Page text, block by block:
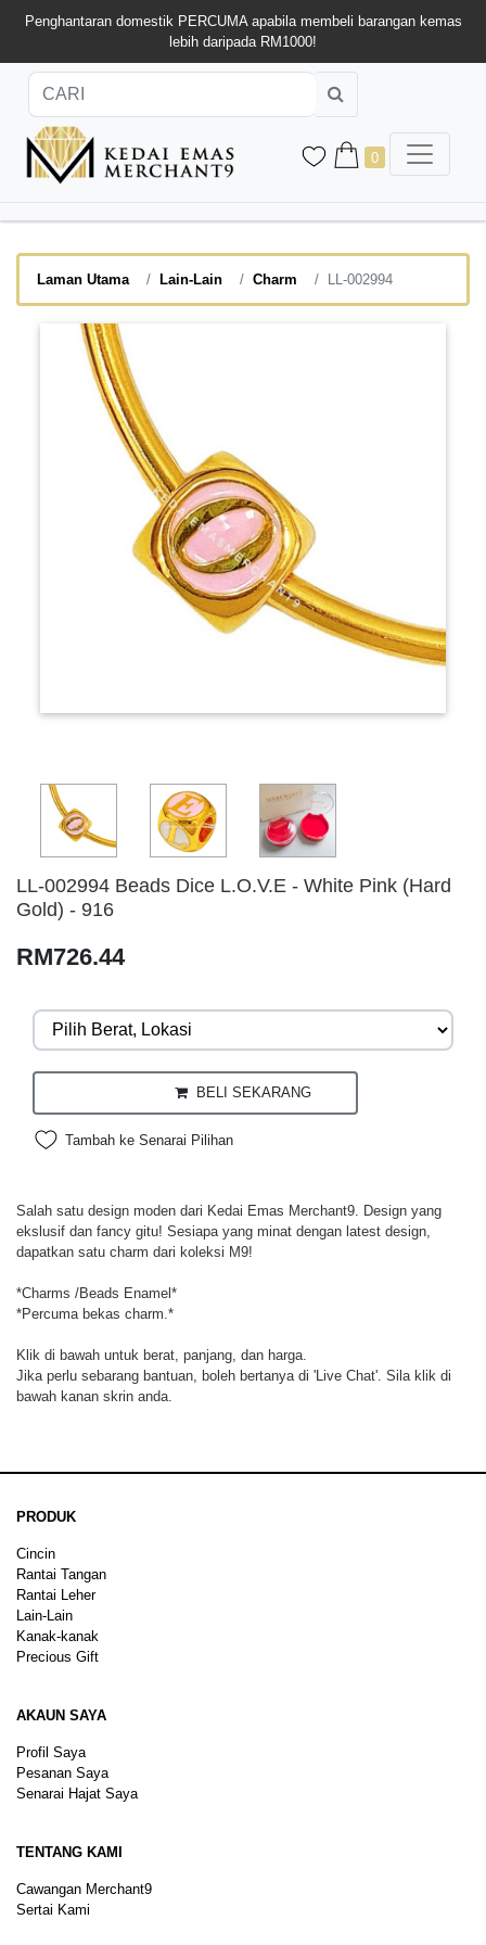
Penghantaran domestik PERCUMA apabila membeli barangan kemas
lebih daripada RM1000!
0
Laman Utama Lain-Lain Charm LL-002994
LL-002994 Beads Dice L.O.V.E - White Pink (Hard
Gold) - 916
RM726.44
BELI SEKARANG
Tambah ke Senarai Pilihan
Salah satu design moden dari Kedai Emas Merchant9. Design yang
ekslusif dan fancy gitu! Sesiapa yang minat dengan latest design,
dapatkan satu charm dari koleksi M9!
*Charms /Beads Enamel*
*Percuma bekas charm.*
Klik di bawah untuk berat, panjang, dan harga.
Jika perlu sebarang bantuan, boleh bertanya di 'Live Chat'. Sila klik di
bawah kanan skrin anda.
PRODUK
Cincin
Rantai Tangan
Rantai Leher
Lain-Lain
Kanak-kanak
Precious Gift
AKAUN SAYA
Profil Saya
Pesanan Saya
Senarai Hajat Saya
TENTANG KAMI
Cawangan Merchant9
Sertai Kami